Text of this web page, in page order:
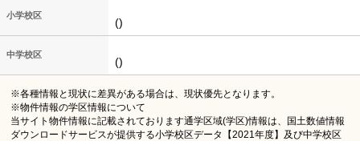
小学校区
()
中学校区
()
※各種情報と現状に差異がある場合は、現状優先となります。
※物件情報の学区情報について
当サイト物件情報に記載されております通学区域(学区)情報は、国土数値情報
ダウンロードサービスが提供する小学校区データ【2021年度】及び中学校区